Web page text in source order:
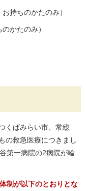
持ちのかたのみ）
かたのみ）
くばみらい市、常総
の救急医療につきまし
第一病院の2病院が輪
制が以下のとおりとな